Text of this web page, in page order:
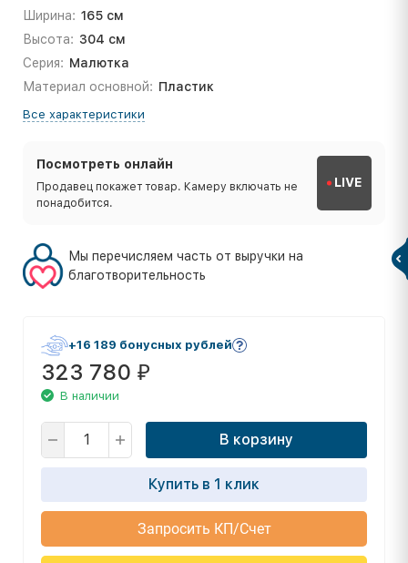
Ширина: 165 см
Высота: 304 см
Серия: Малютка
Материал основной: Пластик
Все характеристики
Посмотреть онлайн
Продавец покажет товар. Камеру включать не
понадобится.
LIVE
Мы перечисляем часть от выручки на
благотворительность
+16 189 бонусных рублей
323 780 ₽
В наличии
В корзину
Купить в 1 клик
Запросить КП/Счет